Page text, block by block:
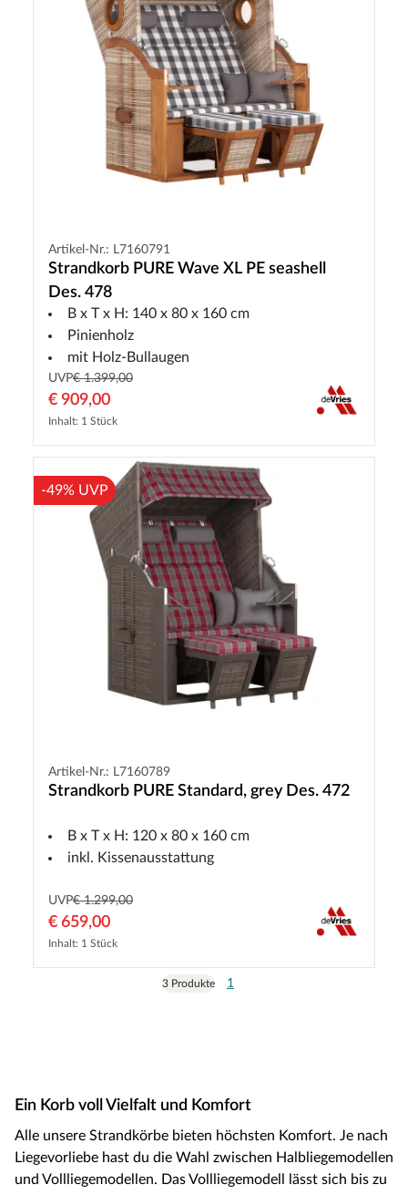
Artikel-Nr.: L7160791
Strandkorb PURE Wave XL PE seashell
Des. 478
B x T x H: 140 x 80 x 160 cm
Pinienholz
mit Holz-Bullaugen
UVP€ 1.399,00
€ 909,00
Inhalt: 1 Stück
-49% UVP
Artikel-Nr.: L7160789
Strandkorb PURE Standard, grey Des. 472
B x T x H: 120 x 80 x 160 cm
inkl. Kissenausstattung
UVP€ 1.299,00
€ 659,00
Inhalt: 1 Stück
3 Produkte 1
Ein Korb voll Vielfalt und Komfort
Alle unsere Strandkörbe bieten höchsten Komfort. Je nach
Liegevorliebe hast du die Wahl zwischen Halbliegemodellen
und Vollliegemodellen. Das Vollliegemodell lässt sich bis zu